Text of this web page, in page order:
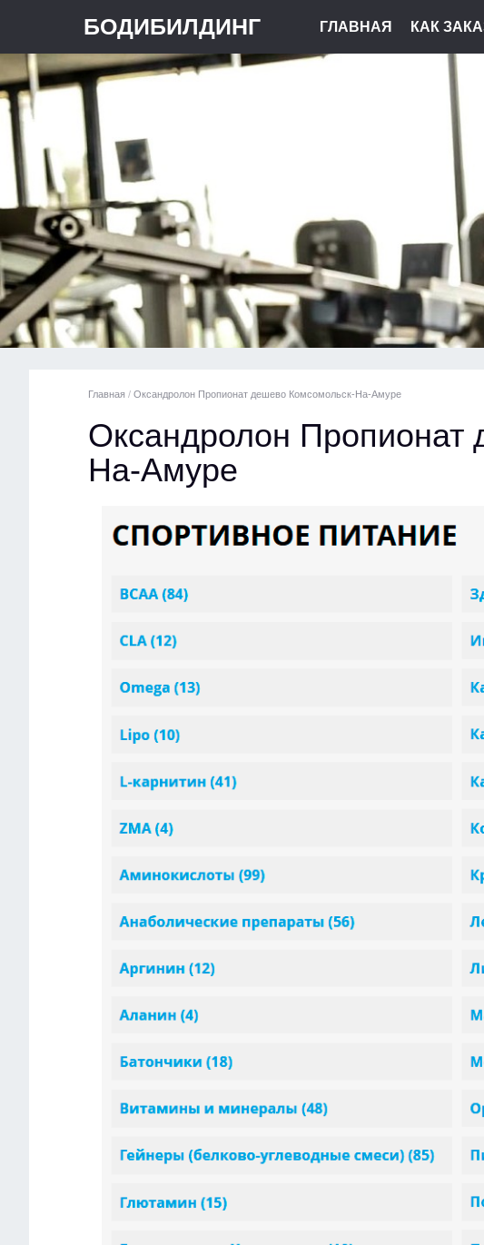
БОДИБИЛДИНГ ГЛАВНАЯ КАК
Главная / Оксандролон Пропионат дешево Комсомольск-На-Амуре
Оксандролон Пропионат
На-Амуре